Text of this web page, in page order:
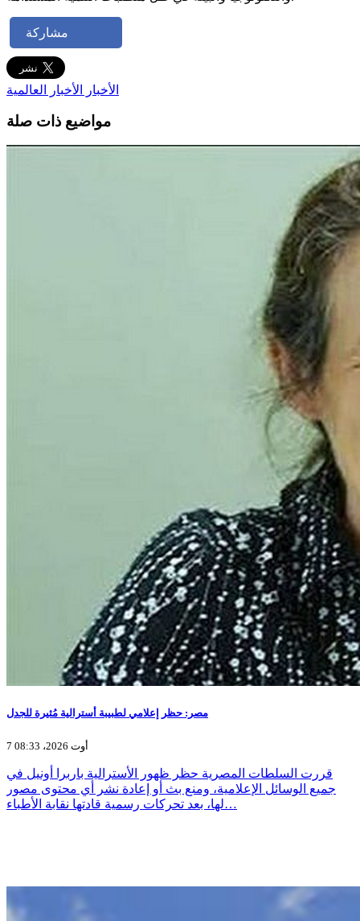
مشاركة
الأخبار الأخبار العالمية
مواضيع ذات صلة
مصر: حظر إعلامي لطبيبة أسترالية مُثيرة للجدل
7 أوت 2026، 08:33
قررت السلطات المصرية حظر ظهور الأسترالية باربرا أونيل في
جميع الوسائل الإعلامية، ومنع بث أو إعادة نشر أي محتوى مصور
لها، بعد تحركات رسمية قادتها نقابة الأطباء…